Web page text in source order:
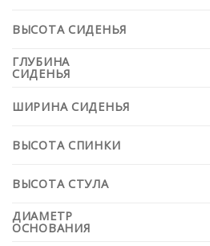
ВЫСОТА СИДЕНЬЯ
ГЛУБИНА
СИДЕНЬЯ
ШИРИНА СИДЕНЬЯ
ВЫСОТА СПИНКИ
ВЫСОТА СТУЛА
ДИАМЕТР
ОСНОВАНИЯ